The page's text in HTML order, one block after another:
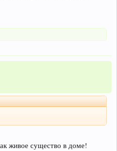
живое существо в доме!